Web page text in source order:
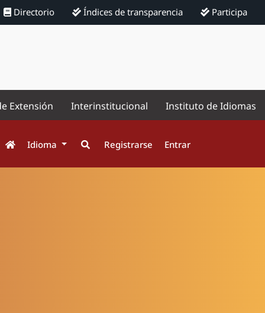
Directorio Índices de transparencia Participa
Extensión Interinstitucional Instituto de Idiomas
Idioma Registrarse Entrar